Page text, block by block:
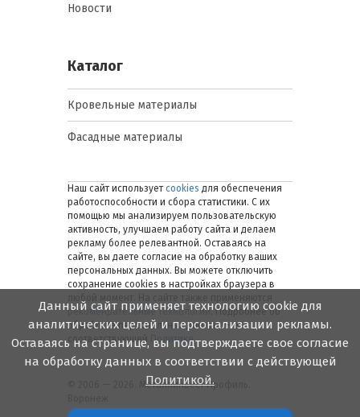
Новости
Каталог
Кровельные материалы
Фасадные материалы
Наш сайт использует cookies для обеспечения
работоспособности и сбора статистики. С их
помощью мы анализируем пользовательскую
активность, улучшаем работу сайта и делаем
рекламу более релевантной. Оставаясь на
сайте, вы даете согласие на обработку ваших
персональных данных. Вы можете отключить
сохранение cookies в настройках браузера в
рекомендательные технологии. Подробнее об
обработке персональных данных — в
соответствующей
Политике.
© 2006 — 2026. Металлинвест Профиль.
Данный сайт применяет технологию cookie для
аналитических целей и персонализации рекламы.
Оставаясь на странице, вы подтверждаете свое согласие
на обработку данных в соответствии с действующей
Политикой.